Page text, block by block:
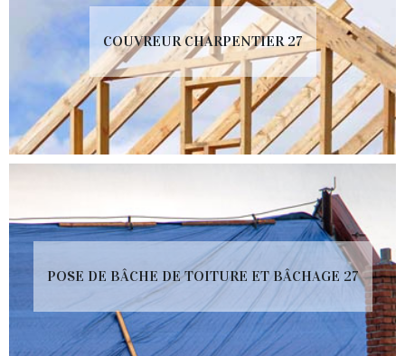
COUVREUR CHARPENTIER 27
POSE DE BÂCHE DE TOITURE ET BÂCHAGE 27